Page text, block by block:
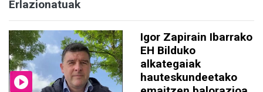
Erlazionatuak
Igor Zapirain Ibarrako
EH Bilduko
alkategaiak
hauteskundeetako